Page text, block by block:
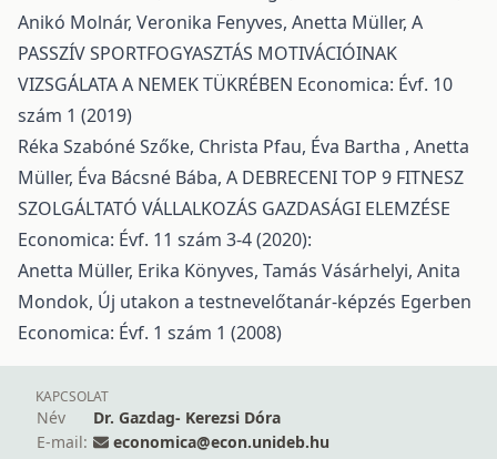
Anikó Molnár, Veronika Fenyves, Anetta Müller, A
PASSZÍV SPORTFOGYASZTÁS MOTIVÁCIÓINAK
VIZSGÁLATA A NEMEK TÜKRÉBEN Economica: Évf. 10
szám 1 (2019)
Réka Szabóné Szőke, Christa Pfau, Éva Bartha , Anetta
Müller, Éva Bácsné Bába, A DEBRECENI TOP 9 FITNESZ
SZOLGÁLTATÓ VÁLLALKOZÁS GAZDASÁGI ELEMZÉSE
Economica: Évf. 11 szám 3-4 (2020):
Anetta Müller, Erika Könyves, Tamás Vásárhelyi, Anita
Mondok, Új utakon a testnevelőtanár-képzés Egerben
Economica: Évf. 1 szám 1 (2008)
KAPCSOLAT
Név
Dr. Gazdag- Kerezsi Dóra
E-mail:
economica@econ.unideb.hu